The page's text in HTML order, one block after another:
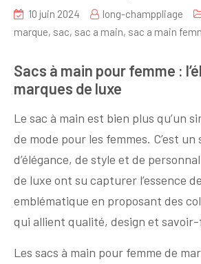
10 juin 2024 long-champpliage
marque, sac, sac a main, sac a main
Sacs à main pour femme :
marques de luxe
Le sac à main est bien plus qu’un
de mode pour les femmes. C’est un
d’élégance, de style et de
de luxe ont su capturer l’essence
emblématique en proposant des
qui allient qualité, design et
Les sacs à main pour femme de